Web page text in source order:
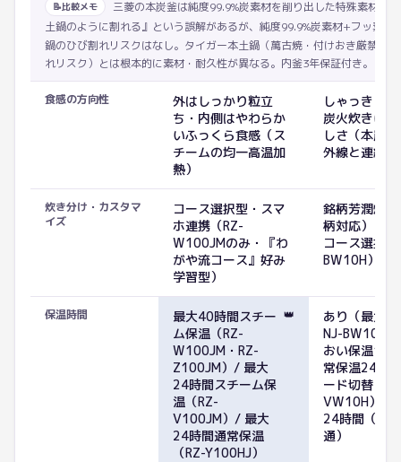
📝比較メモ
三菱の本炭釜は純度99.9%炭素材を削り出した特殊素材。
土鍋のように割れる』という誤解があるが、純度99.9%炭素材+フッ素コ
鍋のひび割れリスクはなし。タイガー本土鍋（萬古焼・付けおき厳禁・
れリスク）とは根本的に素材・耐久性が異なる。内釜3年保証付き。
食感の方向性
外はしっかり粒立
ち・内側はやわらか
いふっくら食感（ス
チームの均一高温加
熱）
しゃっきり
炭火炊きに
しさ（本炭
外線と連続
炊き分け・カスタマ
イズ
コース選択型・スマ
ホ連携（RZ-
W100JMのみ・『わ
がや流コース』好み
学習型）
銘柄芳潤炊
柄対応）・
コース選択
BW10H）
保温時間
最大40時間スチー
ム保温（RZ-
W100JM・RZ-
Z100JM）/ 最大
24時間スチーム保
温（RZ-
V100JM）/ 最大
24時間通常保温
（RZ-Y100HJ）
👑
あり（最大
NJ-BW10H
おい保温12
常保温24時
ード切替（
VW10H）/
24時間（全
通）